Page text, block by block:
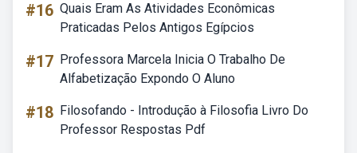
#16 Quais Eram As Atividades Econômicas
Praticadas Pelos Antigos Egípcios
#17 Professora Marcela Inicia O Trabalho De
Alfabetização Expondo O Aluno
#18 Filosofando - Introdução à Filosofia Livro Do
Professor Respostas Pdf